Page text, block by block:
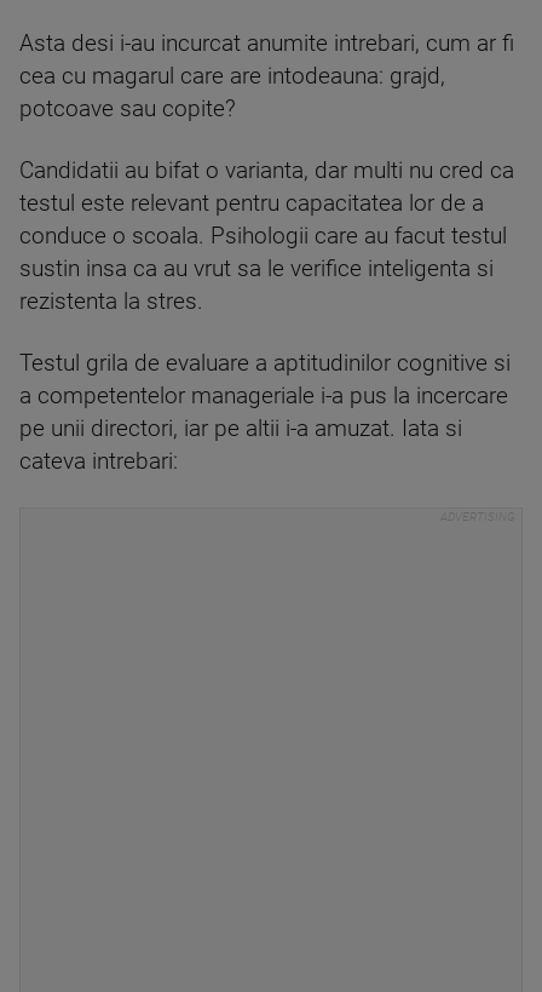
Asta desi i-au incurcat anumite intrebari, cum ar fi
cea cu magarul care are intodeauna: grajd,
potcoave sau copite?
Candidatii au bifat o varianta, dar multi nu cred ca
testul este relevant pentru capacitatea lor de a
conduce o scoala. Psihologii care au facut testul
sustin insa ca au vrut sa le verifice inteligenta si
rezistenta la stres.
Testul grila de evaluare a aptitudinilor cognitive si
a competentelor manageriale i-a pus la incercare
pe unii directori, iar pe altii i-a amuzat. Iata si
cateva intrebari: